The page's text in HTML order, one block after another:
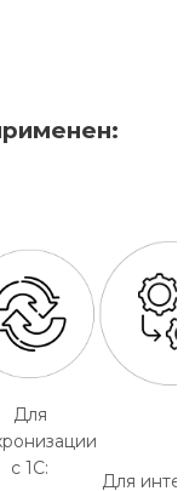
Для
с 1С:
Для